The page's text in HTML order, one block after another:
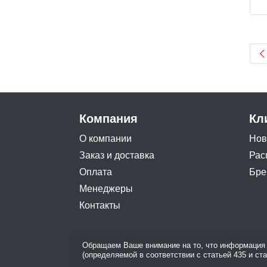
Компания
О компании
Заказ и доставка
Оплата
Менеджеры
Контакты
Обращаем Ваше внимание на то, что информация
(определяемой в соответствии с статьей 435 и